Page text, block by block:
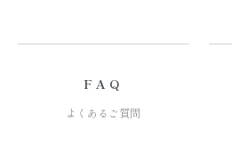
FAQ
よくあるご質問